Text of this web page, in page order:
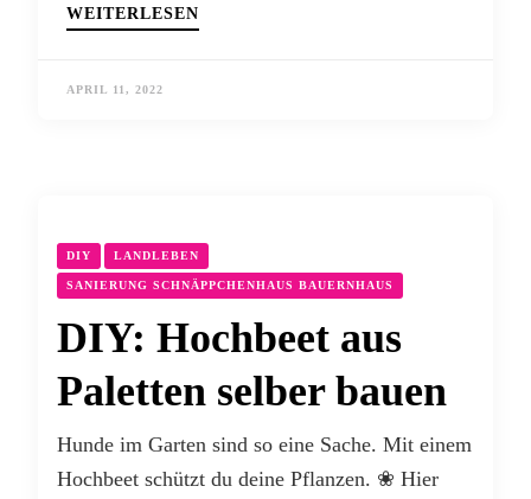
WEITERLESEN
APRIL 11, 2022
DIY LANDLEBEN
SANIERUNG SCHNÄPPCHENHAUS BAUERNHAUS
DIY: Hochbeet aus
Paletten selber bauen
Hunde im Garten sind so eine Sache. Mit einem
Hochbeet schützt du deine Pflanzen. ❀ Hier